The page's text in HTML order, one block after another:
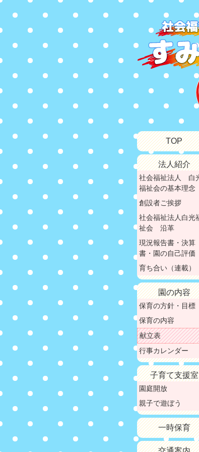
TOP
法人紹介
社会福祉法人 白
福祉会の基本理念
創設者ご挨拶
社会福祉法人白光
祉会 沿革
現況報告書・決算
書・園の自己評価
育ち合い（連載）
園の内容
保育の方針・目標
保育の内容
献立表
行事カレンダー
子育て支援室
園庭開放
親子で遊ぼう
一時保育